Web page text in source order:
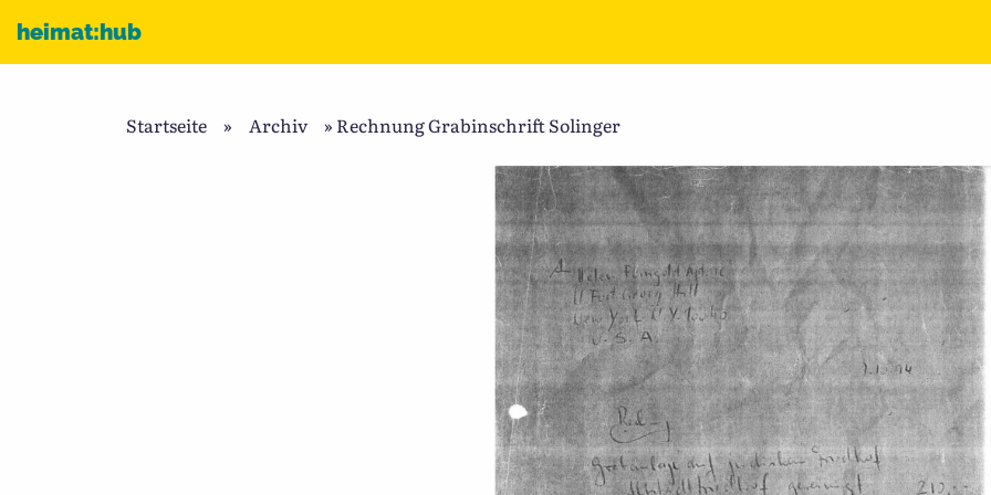
heimat:hub
Startseite » Archiv » Rechnung Grabinschrift Solinger